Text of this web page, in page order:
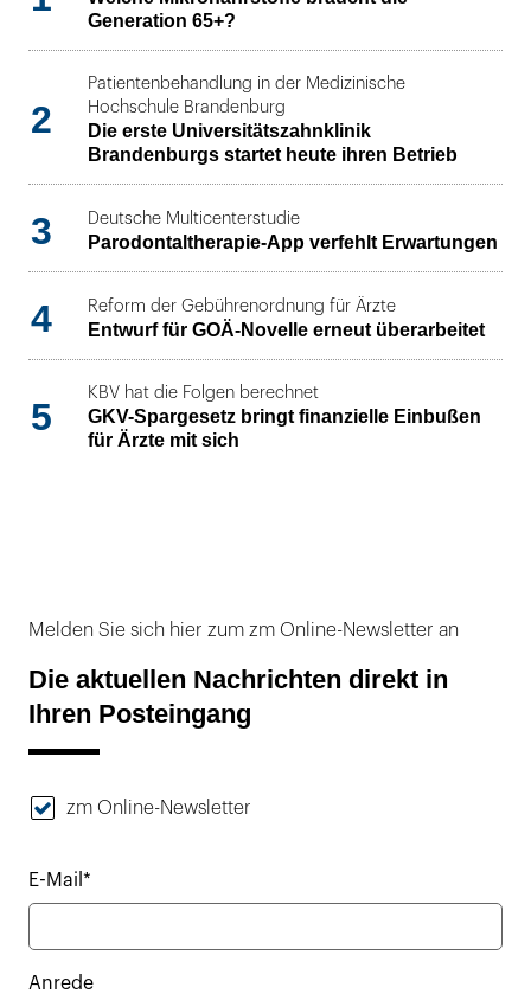
Generation 65+?
2
Patientenbehandlung in der Medizinische
Hochschule Brandenburg
Die erste Universitätszahnklinik
Brandenburgs startet heute ihren Betrieb
3 Deutsche Multicenterstudie
Parodontaltherapie-App verfehlt Erwartungen
4 Reform der Gebührenordnung für Ärzte
Entwurf für GOÄ-Novelle erneut überarbeitet
5
KBV hat die Folgen berechnet
GKV-Spargesetz bringt finanzielle Einbußen
für Ärzte mit sich
Melden Sie sich hier zum zm Online-Newsletter an
Die aktuellen Nachrichten direkt in
Ihren Posteingang
zm Online-Newsletter
E-Mail*
Anrede